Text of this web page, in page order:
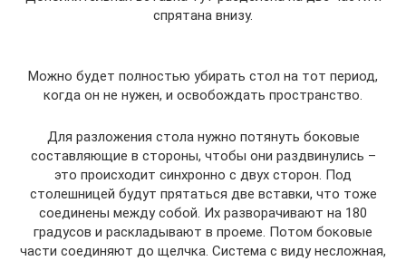
спрятана внизу.
Можно будет полностью убирать стол на тот период,
когда он не нужен, и освобождать пространство.
Для разложения стола нужно потянуть боковые
составляющие в стороны, чтобы они раздвинулись –
это происходит синхронно с двух сторон. Под
столешницей будут прятаться две вставки, что тоже
соединены между собой. Их разворачивают на 180
градусов и раскладывают в проеме. Потом боковые
части соединяют до щелчка. Система с виду несложная,